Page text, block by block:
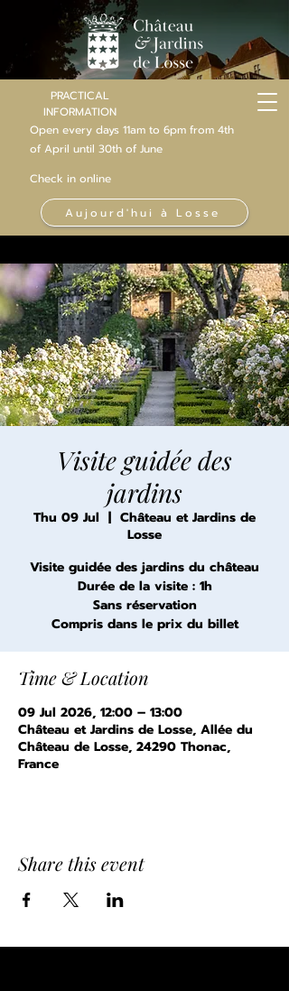
PRACTICAL
INFORMATION
Open every days 11am to 6pm from 4th
of April until 30th of June
Check in online
Aujourd'hui à Losse
Visite guidée des
jardins
Thu 09 Jul
  |
Château et Jardins de
Losse
Visite guidée des jardins du château
Durée de la visite : 1h
Sans réservation
Compris dans le prix du billet
Time & Location
09 Jul 2026, 12:00 – 13:00
Château et Jardins de Losse, Allée du
Château de Losse, 24290 Thonac,
France
Share this event